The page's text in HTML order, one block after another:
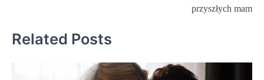
przyszłych mam
Related Posts